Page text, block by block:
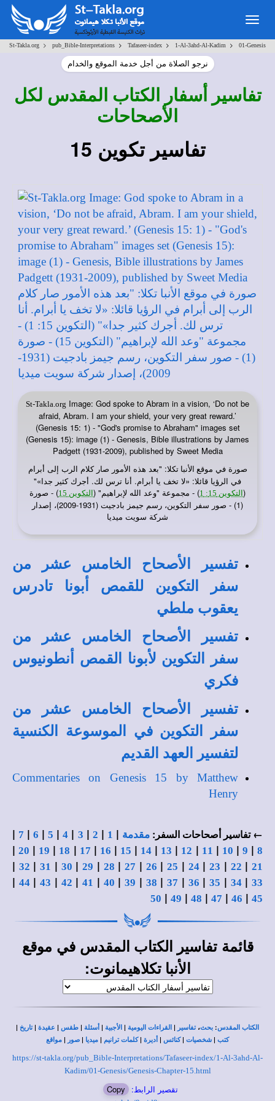
St-Takla.org > pub_Bible-Interpretations > Tafaseer-index > 1-Al-3ahd-Al-Kadim > 01-Genesis
نرجو الصلاة من أجل خدمة الموقع والخدام
تفاسير أسفار الكتاب المقدس لكل
الأصحاحات
تفاسير تكوين 15
St-Takla.org Image: God spoke to Abram in a vision, ‘Do not be
afraid, Abram. I am your shield, your very great reward.’
(Genesis 15: 1) - "God's promise to Abraham" images set
(Genesis 15): image (1) - Genesis, Bible illustrations by James
Padgett (1931-2009), published by Sweet Media
صورة في موقع الأنبا تكلا: "بعد هذه الأمور صار كلام الرب إلى أبرام
في الرؤيا قائلا: «لا تخف يا أبرام. أنا ترس لك. أجرك كثير جدا»"
( التكوين 15: 1 ) - مجموعة "وعد الله لإبراهيم" ( التكوين 15
) - صورة
(1) - صور سفر التكوين، رسم جيمز بادجيت (1931-2009)، إصدار
شركة سويت ميديا
تفسير الأصحاح الخامس عشر من
سفر التكوين للقمص أبونا تادرس
يعقوب ملطي
تفسير الأصحاح الخامس عشر من
سفر التكوين لأبونا القمص أنطونيوس
فكري
تفسير الأصحاح الخامس عشر من
سفر التكوين في الموسوعة الكنسية
لتفسير العهد القديم
Commentaries on Genesis 15 by Matthew
Henry
← تفاسير أصحاحات السفر:مقدمة |
1
|
2
|
3
|
4
|
5
|
6
|
7
|
8
|
9
|
10
|
11
|
12
|
13
|
14
|
15
|
16
|
17
|
18
|
19
|
20
|
21
|
22
|
23
|
24
|
25
|
26
|
27
|
28
|
29
|
30
|
31
|
32
|
33
|
34
|
35
|
36
|
37
|
38
|
39
|
40
|
41
|
42
|
43
|
44
|
45
|
46
|
47
|
48
|
49
|
50
قائمةتفاسير الكتاب المقدس في موقع
الأنبا تكلاهيمانوت:
الكتاب المقدس: بحث،تفاسير | القراءات اليومية | الأجبية | أسئلة | طقس | عقيدة |تاريخ |
كتب | شخصيات |كنائس | أديرة |كلمات ترانيم | ميديا | صور | مواقع
https://st-takla.org/pub_Bible-Interpretations/Tafaseer-index/1-Al-3ahd-Al-
Kadim/01-Genesis/Genesis-Chapter-15.html
تقصير الرابط: Copy